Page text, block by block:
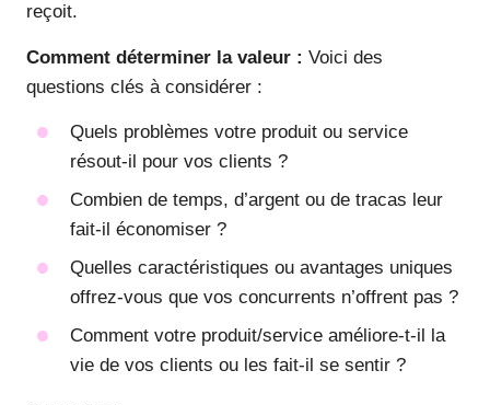
reçoit.
Comment déterminer la valeur : Voici des
questions clés à considérer :
Quels problèmes votre produit ou service
résout-il pour vos clients ?
Combien de temps, d’argent ou de tracas leur
fait-il économiser ?
Quelles caractéristiques ou avantages uniques
offrez-vous que vos concurrents n’offrent pas ?
Comment votre produit/service améliore-t-il la
vie de vos clients ou les fait-il se sentir ?